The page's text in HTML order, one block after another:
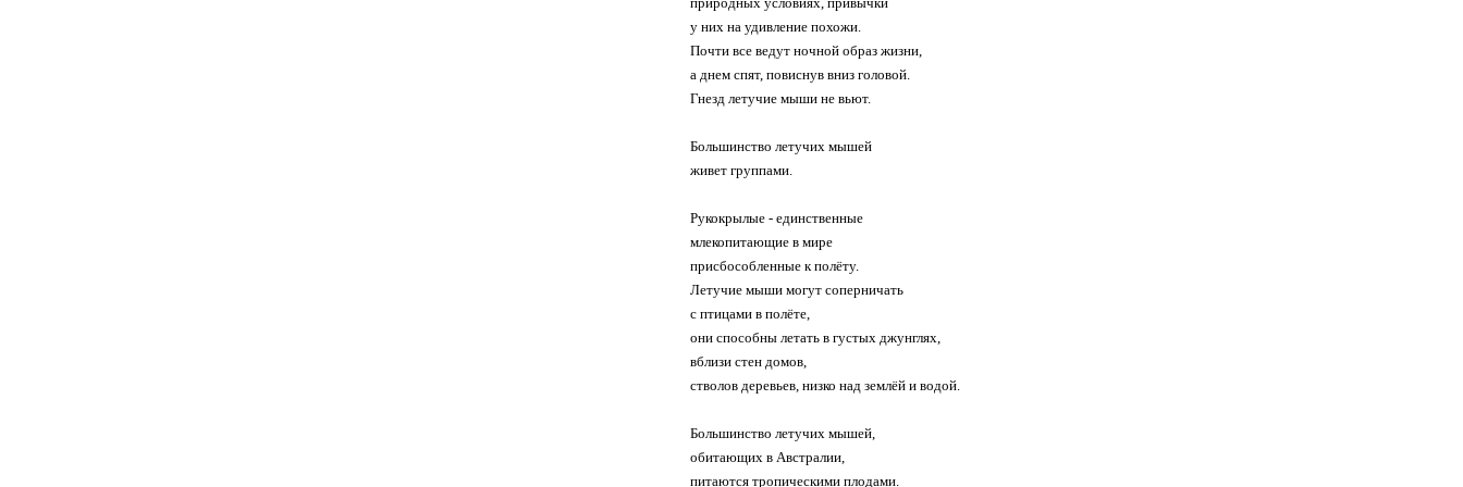
скользящий вверх текст
ну и еще, если например хотите дать ссылку на что-либо /к примеру ссылку на мой дневник=)/, то ставите
получается:
СТИЛЬ ПЕЧАТАЮЩЕЙ МАШИНКИ
27.Очень большая и полная
29.Дневник LVN
44)
45)
48)
49)
50)
51)
52)
53)
54)
у них на удивление похожи.
Почти все ведут ночной образ жизни,
а днем спят, повиснув вниз головой.
Гнезд летучие мыши не вьют.
Большинство летучих мышей
живет группами.
Рукокрылые - единственные
млекопитающие в мире
присбособленные к полёту.
Летучие мыши могут соперничать
с птицами в полёте,
они способны летать в густых джунглях,
вблизи стен домов,
стволов деревьев, низко над землёй и водой.
Большинство летучих мышей,
обитающих в Австралии,
питаются тропическими плодами.